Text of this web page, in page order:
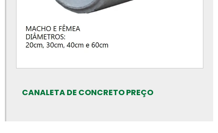
Fábrica de blocos de cimento
Fábrica de canos de concreto
CANALETA DE CONCRETO PREÇO